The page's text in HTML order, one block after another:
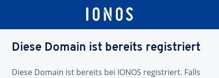
Diese Domain ist bereits registriert
Diese Domain ist bereits bei IONOS registriert. Falls